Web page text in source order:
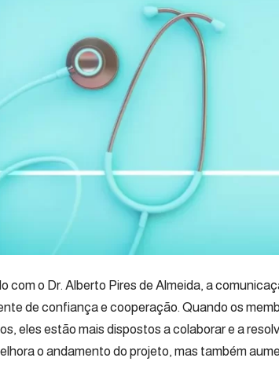
com o Dr. Alberto Pires de Almeida, a
de confiança e cooperação. Quando os
eles estão mais dispostos a colaborar e a
o andamento do projeto, mas também